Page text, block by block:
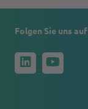
Folgen Sie uns auf